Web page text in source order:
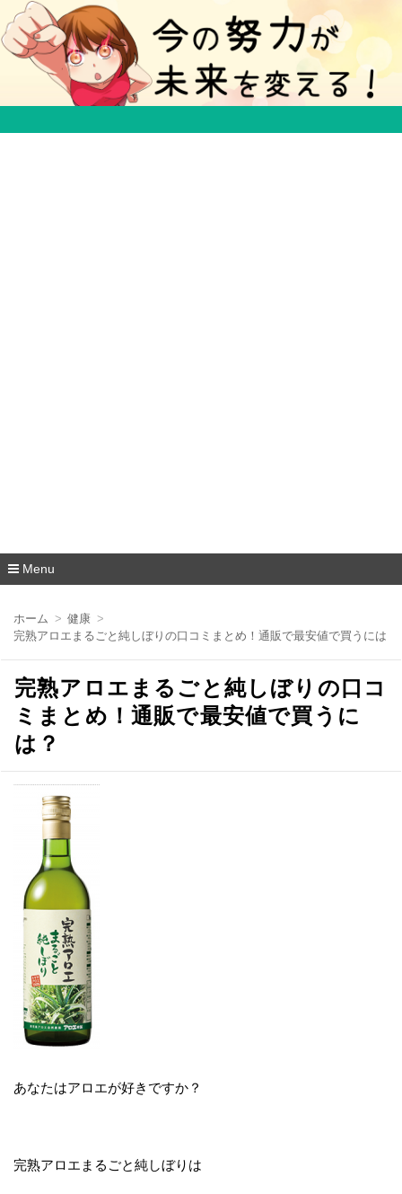
５分で得する豆知識ブログ
Menu
ホーム
健康
完熟アロエまるごと純しぼりの口コミまとめ！通販で最安値で買うには？
完熟アロエまるごと純しぼりの口コ
ミまとめ！通販で最安値で買うに
は？
あなたはアロエが好きですか？
完熟アロエまるごと純しぼりは